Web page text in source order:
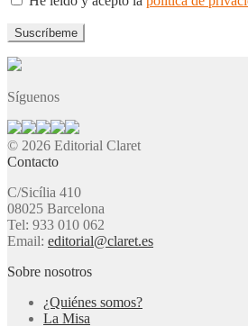
Síguenos
© 2026 Editorial Claret
Contacto
C/Sicília 410
08025 Barcelona
Tel: 933 010 062
Email: editorial@claret.es
Sobre nosotros
¿Quiénes somos?
La Misa